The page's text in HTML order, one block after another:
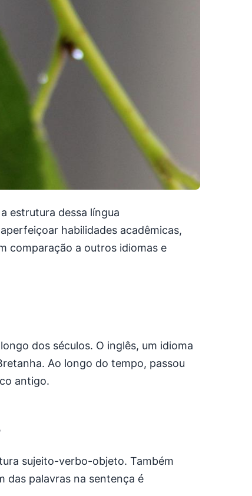
estrutura dessa língua
habilidades acadêmicas,
comparação a outros idiomas e
dos séculos. O inglês, um idioma
Ao longo do tempo, passou
antigo.
sujeito-verbo-objeto. Também
das palavras na sentença é